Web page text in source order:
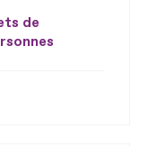
de